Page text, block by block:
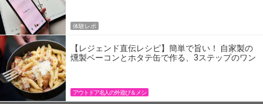
体験レポ
【レジェンド直伝レシピ】簡単で旨い！ 自家製の
燻製ベーコンとホタテ缶で作る、3ステップのワン
アウトドア名人の外遊び＆メシ